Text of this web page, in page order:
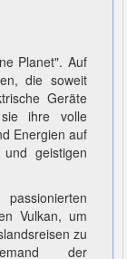
Planet". Auf
die soweit
Geräte
ihre volle
Energien auf
geistigen
Vulkan, um
zu
der